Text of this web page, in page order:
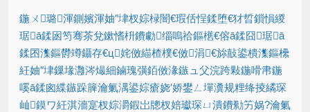
鍦ㄨ璐渾鍘嬪渾妯″垏杈婃椂闇€瑕佸悜鍒堕€犲晢鎻愪緵
琚ā鍒囦笉骞茶兌鏉愭枡鐨勮缁嗚祫鏂欍€傛ā鍒囧琚ā
鍒囨潗鏂欎竴鑷存€ц姹傚緢楂樸€傚涓€旀敼鍙樻潗鏂欙
紝妯″垏鏁堟灉涔熶細鏀瑰彉銆傚湪鏃ュ父浣跨敤鍦嗗帇鍦
嗘ā鍒囪緤鏃跺簲瀹氭湡鍙婃瘡娆′娇鐢ㄥ墠瀵规粴绛掕繘琛
屾鏌ワ紝淇濇寔杈婃灂鍜岀牕杈婄瓛琛ㄩ潰鐨勬竻娲?瀹氭